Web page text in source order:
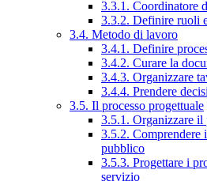
3.3.1. Coordinatore
3.3.2. Definire ruoli
3.4. Metodo di lavoro
3.4.1. Definire
3.4.2. Curare la
3.4.3. Organizzare
3.4.4. Prendere
3.5. Il processo progettuale
3.5.1. Organizzare il
3.5.2. Comprendere
pubblico
3.5.3. Progettare i
servizio